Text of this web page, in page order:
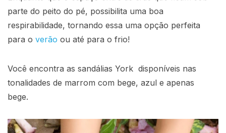
parte do peito do pé, possibilita uma boa
respirabilidade, tornando essa uma opção perfeita
para o verão ou até para o frio!
Você encontra as sandálias York disponíveis nas
tonalidades de marrom com bege, azul e apenas
bege.